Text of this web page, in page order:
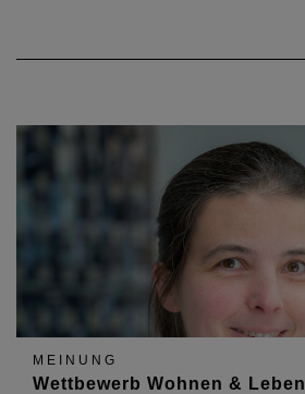
MEINUNG
Wettbewerb Wohnen & Leben